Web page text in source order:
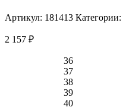
Артикул: 181413 Категории:
2 157 ₽
36
37
38
39
40